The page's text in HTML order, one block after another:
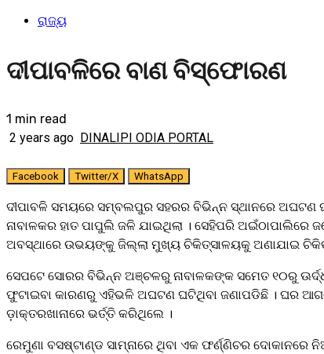
ରାଜ୍ୟ
ଦୀପାବଳିରେ ବାଣ ବିସ୍ଫୋରଣ
1 min read
2 years ago DINALIPI ODIA PORTAL
Facebook Twitter/X WhatsApp
ଦୀପାବଳି ସମୟରେ ସମ୍ବଲପୁର ସହରର ବିଭିନ୍ନ ସ୍ଥାନରେ ଅଘଟଣ
ନାବାଳକର ହାତ ପାପୁଲି ଜଳି ଯାଇଥିଲା । ସେହିପରି
ଅବସ୍ଥାରେ ଉଭୟଙ୍କୁ ଜିଲ୍ଲା ମୁଖ୍ୟ ଚିକିତ୍ସାଳୟକୁ ଅଣାଯାଇ
ସେପଟେ ସୋରର ବିଭିନ୍ନ ଅଞ୍ଚଳରୁ ନାବାଳକଙ୍କ ସମେତ ୧୦ରୁ
ଫୁଟାଇବା କାରଣରୁ ଏହିଭଳି ଅଘଟଣ ଘଟିଥିବା ଜଣାପଡିଛି । ଘର
ଡ଼ାକ୍ତରଖାନାରେ ଭର୍ତ୍ତି କରିଥିଲେ ।
ରେମୁଣା ବସଷ୍ଟାଣ୍ଡ ସାମ୍ନାରେ ଥିବା ଏକ ଫର୍ଣ୍ଣିଚର ଦୋକାନରେ